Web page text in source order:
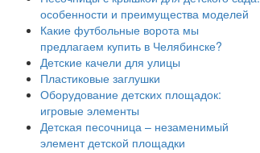
особенности и преимущества моделей
Какие футбольные ворота мы
предлагаем купить в Челябинске?
Детские качели для улицы
Пластиковые заглушки
Оборудование детских площадок:
игровые элементы
Детская песочница – незаменимый
элемент детской площадки